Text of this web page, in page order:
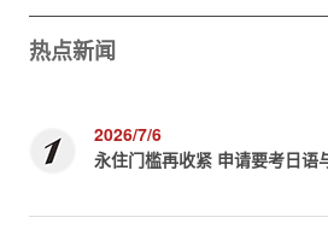
热点新闻
2026/7/6
永住门槛再收紧 申请要考日语